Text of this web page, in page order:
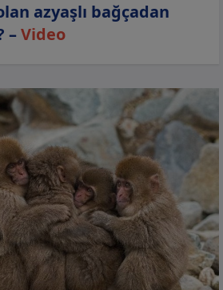
azyaşlı bağçadan
–Video